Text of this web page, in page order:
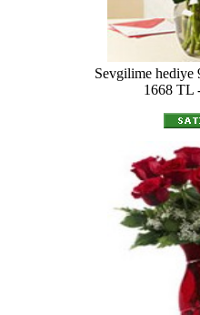
Sevgilime hediye
1668 TL